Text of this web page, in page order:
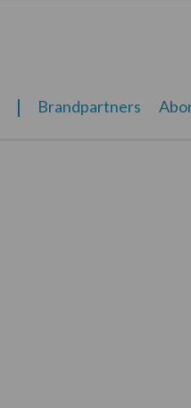
Brandpartners